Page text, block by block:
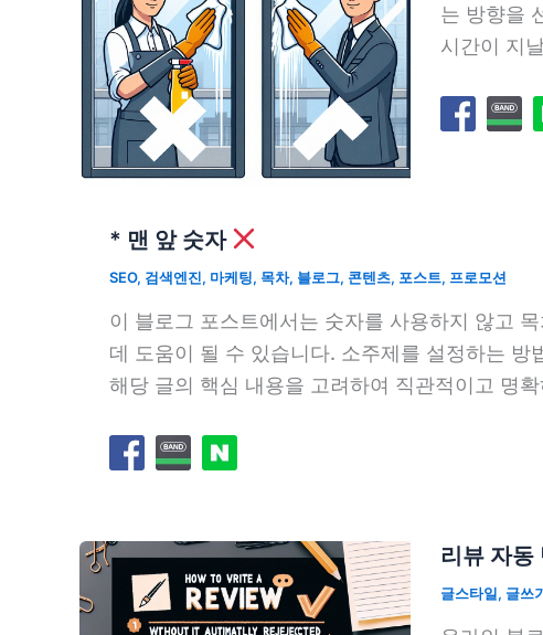
는 방향을
시간이 지
* 맨 앞 숫자
SEO, 검색엔진, 마케팅, 목차, 블로그, 콘텐츠, 포스트, 프로모션
이 블로그 포스트에서는 숫자를 사용하지 않고
데 도움이 될 수 있습니다. 소주제를 설정하는
해당 글의 핵심 내용을 고려하여 직관적이고 명
리뷰 자동
글스타일, 글쓰